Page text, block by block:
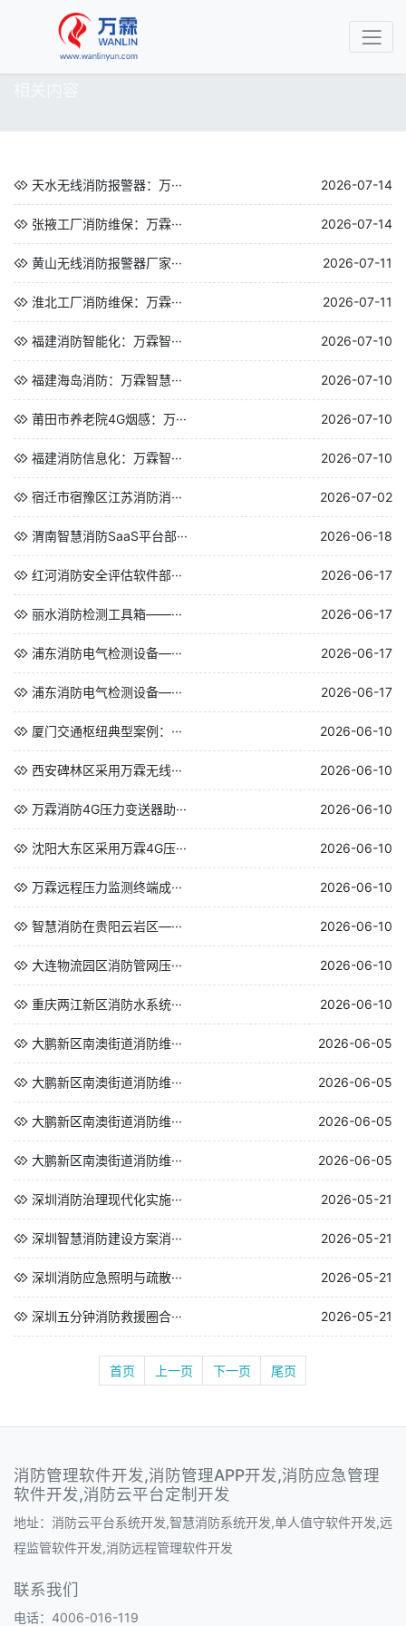
天水无线消防报警器：万··· 2026-07-14
张掖工厂消防维保：万霖··· 2026-07-14
黄山无线消防报警器厂家··· 2026-07-11
淮北工厂消防维保：万霖··· 2026-07-11
福建消防智能化：万霖智··· 2026-07-10
福建海岛消防：万霖智慧··· 2026-07-10
莆田市养老院4G烟感：万··· 2026-07-10
福建消防信息化：万霖智··· 2026-07-10
宿迁市宿豫区江苏消防消··· 2026-07-02
渭南智慧消防SaaS平台部··· 2026-06-18
红河消防安全评估软件部··· 2026-06-17
丽水消防检测工具箱——··· 2026-06-17
浦东消防电气检测设备—··· 2026-06-17
浦东消防电气检测设备—··· 2026-06-17
厦门交通枢纽典型案例：··· 2026-06-10
西安碑林区采用万霖无线··· 2026-06-10
万霖消防4G压力变送器助··· 2026-06-10
沈阳大东区采用万霖4G压··· 2026-06-10
万霖远程压力监测终端成··· 2026-06-10
智慧消防在贵阳云岩区—··· 2026-06-10
大连物流园区消防管网压··· 2026-06-10
重庆两江新区消防水系统··· 2026-06-10
大鹏新区南澳街道消防维··· 2026-06-05
大鹏新区南澳街道消防维··· 2026-06-05
大鹏新区南澳街道消防维··· 2026-06-05
大鹏新区南澳街道消防维··· 2026-06-05
深圳消防治理现代化实施··· 2026-05-21
深圳智慧消防建设方案消··· 2026-05-21
深圳消防应急照明与疏散··· 2026-05-21
深圳五分钟消防救援圈合··· 2026-05-21
首页 上一页 下一页 尾页
消防管理软件开发,消防管理APP开发,消防应急管理
软件开发,消防云平台定制开发
地址：消防云平台系统开发,智慧消防系统开发,单人值守软件开发,远
程监管软件开发,消防远程管理软件开发
联系我们
电话：4006-016-119